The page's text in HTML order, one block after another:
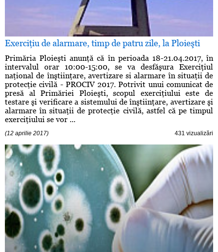
Exerciţiu de alarmare, timp de patru zile, la Ploieşti
Primăria Ploieşti anunţă că în perioada 18-21.04.2017, în
intervalul orar 10:00-15:00, se va desfăşura Exerciţiul
naţional de înştiinţare, avertizare si alarmare în situaţii de
protecţie civilă - PROCIV 2017. Potrivit unui comunicat de
presă al Primăriei Ploieşti, scopul exerciţiului este de
testare şi verificare a sistemului de înştiinţare, avertizare şi
alarmare în situaţii de protecţie civilă, astfel că pe timpul
exerciţiului se vor ...
(12 aprilie 2017) 431 vizualizări